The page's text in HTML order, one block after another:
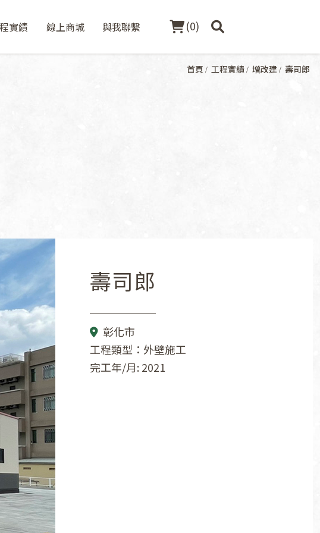
實績 線上商城 與我聯繫 (0)
首頁 工程實績 增改建 壽司郎
壽司郎
彰化市
工程類型：外壁施工
完工年/月: 2021